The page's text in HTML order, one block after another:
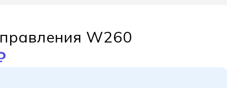
W260